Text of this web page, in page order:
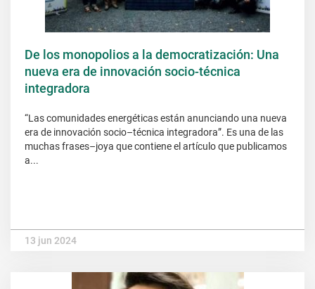
De los monopolios a la democratización: Una
nueva era de innovación socio-técnica
integradora
“Las comunidades energéticas están anunciando una nueva
era de innovación socio–técnica integradora”. Es una de las
muchas frases–joya que contiene el artículo que publicamos
a...
13 jun 2024